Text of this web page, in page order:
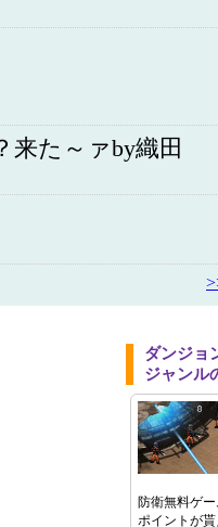
来た～ァby織田
ダンジョ
ジャンル
防衛無料ゲ
ポイントが